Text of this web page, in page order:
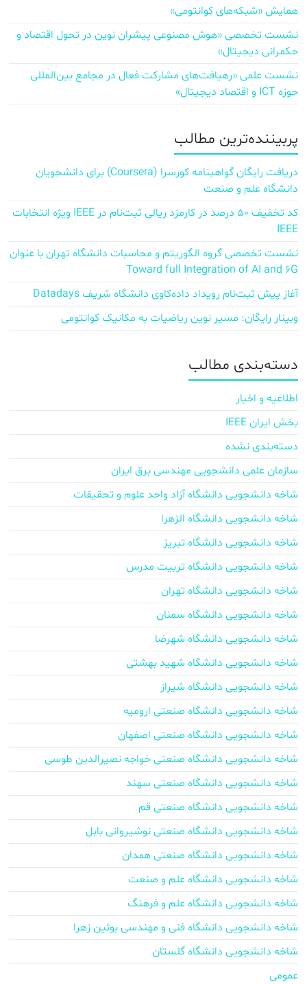
همایش «شبکه‌های کوانتومی»
نشست تخصصی «هوش مصنوعی پیشران نوین در تحول اقتصاد و
حکمرانی دیجیتال»
نشست علمی «رهیافت‌های مشارکت فعال در مجامع بین‌المللی
حوزه ICT و اقتصاد دیجیتال»
پربیننده‌ترین مطالب
دریافت رایگان گواهینامه کورسرا (Coursera) برای دانشجویان
دانشگاه علم و صنعت
کد تخفیف ۵۰ درصد در کارمزد ریالی ثبت‌نام در IEEE ویژه انتخابات
IEEE
نشست تخصصی گروه الگوریتم و محاسبات دانشگاه تهران با عنوان
Toward full Integration of AI and 6G
آغاز پیش‌ ثبت‌نام رویداد داده‌کاوی دانشگاه شریف Datadays
وبینار رایگان: مسیر نوین ریاضیات به مکانیک کوانتومی
دسته‌بندی مطالب
اطلاعیه و اخبار
بخش ایران IEEE
دسته‌بندی نشده
سازمان علمی دانشجویی مهندسی برق ایران
شاخه دانشجویی دانشگاه آزاد واحد علوم و تحقیقات
شاخه دانشجویی دانشگاه الزهرا
شاخه دانشجویی دانشگاه تبریز
شاخه دانشجویی دانشگاه تربیت مدرس
شاخه دانشجویی دانشگاه تهران
شاخه دانشجویی دانشگاه سمنان
شاخه دانشجویی دانشگاه شهرضا
شاخه دانشجویی دانشگاه شهید بهشتی
شاخه دانشجویی دانشگاه شیراز
شاخه دانشجویی دانشگاه صنعتی ارومیه
شاخه دانشجویی دانشگاه صنعتی اصفهان
شاخه دانشجویی دانشگاه صنعتی خواجه نصیرالدین طوسی
شاخه دانشجویی دانشگاه صنعتی سهند
شاخه دانشجویی دانشگاه صنعتی قم
شاخه دانشجویی دانشگاه صنعتی نوشیروانی بابل
شاخه دانشجویی دانشگاه صنعتی همدان
شاخه دانشجویی دانشگاه علم و صنعت
شاخه دانشجویی دانشگاه علم و فرهنگ
شاخه دانشجویی دانشگاه فنی و مهندسی بوئین زهرا
شاخه دانشجویی دانشگاه گلستان
عمومی